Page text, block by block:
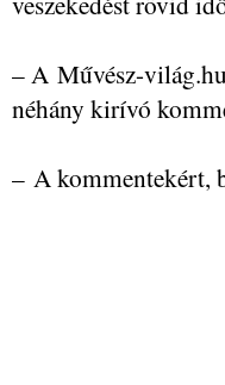
– A Művész-
néhány kirívó
– A kommentekért,